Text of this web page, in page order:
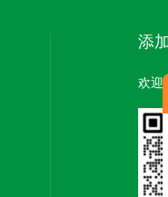
添
欢迎